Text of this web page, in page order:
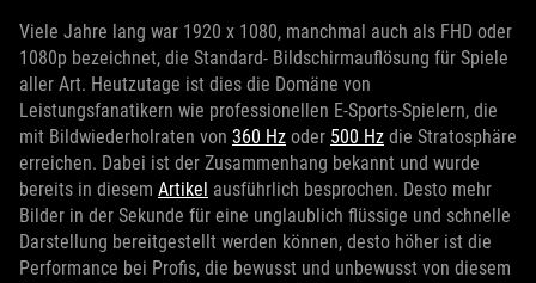
Viele Jahre lang war 1920 x 1080, manchmal auch als FHD oder
1080p bezeichnet, die Standard- Bildschirmauflösung für Spiele
aller Art. Heutzutage ist dies die Domäne von
Leistungsfanatikern wie professionellen E-Sports-Spielern, die
mit Bildwiederholraten von 360 Hz oder 500 Hz die Stratosphäre
erreichen. Dabei ist der Zusammenhang bekannt und wurde
bereits in diesem Artikel ausführlich besprochen. Desto mehr
Bilder in der Sekunde für eine unglaublich flüssige und schnelle
Darstellung bereitgestellt werden können, desto höher ist die
Performance bei Profis, die bewusst und unbewusst von diesem